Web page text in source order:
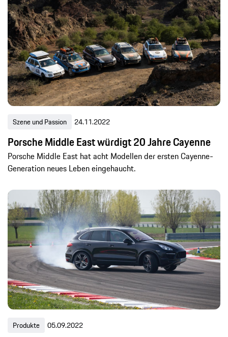
Szene und Passion 24.11.2022
Porsche Middle East würdigt 20 Jahre Cayenne
Porsche Middle East hat acht Modellen der ersten Cayenne-
Generation neues Leben eingehaucht.
Produkte 05.09.2022